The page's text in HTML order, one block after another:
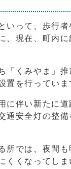
いって、歩行者
、現在、町内
「くみやま」推
置を行っていま
に伴い新たに道
通安全灯の整備
所では、夜間
くなってしま